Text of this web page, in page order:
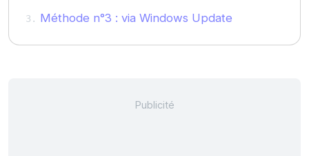
Méthode n°3 : via Windows Update